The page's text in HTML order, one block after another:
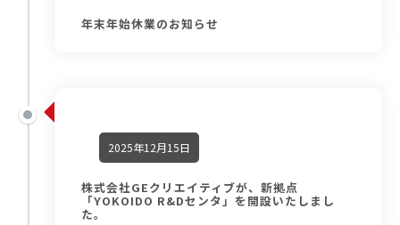
年末年始休業のお知らせ
2025年12月15日
株式会社GEクリエイティブが、新拠点
「YOKOIDO R&Dセンタ」を開設いたしまし
た。